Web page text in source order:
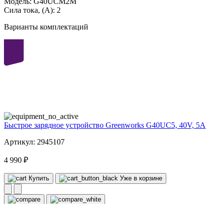
Сила тока, (А): 2
Варианты комплектаций
Быстрое зарядное устройство Greenworks G40UC5, 40V, 5А
Артикул: 2945107
4 990 ₽
Купить Уже в корзине